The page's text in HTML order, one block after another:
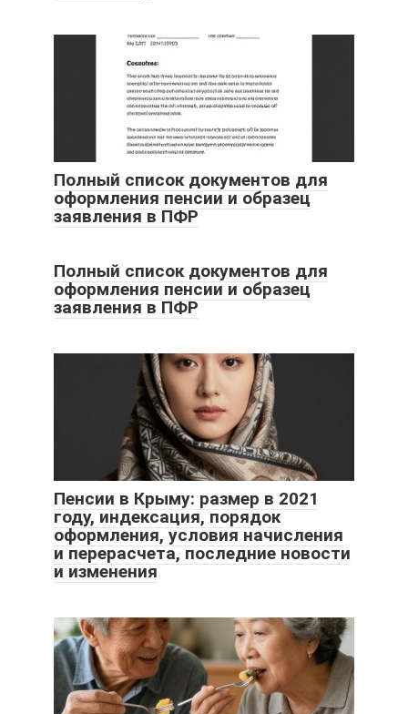
Полный список документов для
оформления пенсии и образец
заявления в ПФР
Полный список документов для
оформления пенсии и образец
заявления в ПФР
Пенсии в Крыму: размер в 2021
году, индексация, порядок
оформления, условия начисления
и перерасчета, последние новости
и изменения